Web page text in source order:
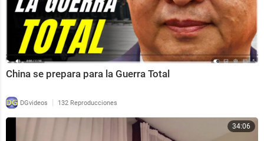
China se prepara para la Guerra Total
DGvideos | 132 Reproducciones
34:06